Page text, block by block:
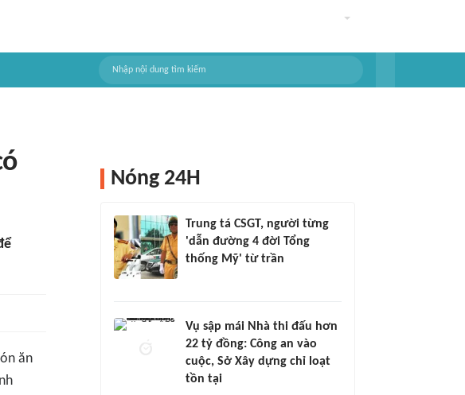
ăn
Nóng 24H
Trung tá CSGT, người từng
'dẫn đường 4 đời Tổng
thống Mỹ' từ trần
Vụ sập mái Nhà thi đấu hơn
22 tỷ đồng: Công an vào
cuộc, Sở Xây dựng chỉ loạt
tồn tại